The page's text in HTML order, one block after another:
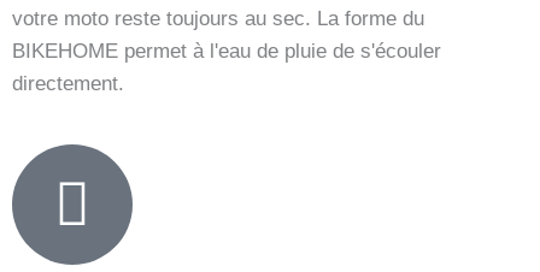
votre moto reste toujours au sec. La forme du
BIKEHOME permet à l'eau de pluie de s'écouler
directement.